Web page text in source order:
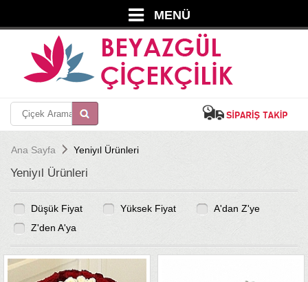
MENÜ
Ana Sayfa Yeniyıl Ürünleri
Yeniyıl Ürünleri
Düşük Fiyat Yüksek Fiyat
A'dan Z'ye
Z'den A'ya